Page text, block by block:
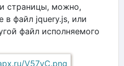
страницы, можно,
в файл jquery.js, или
файл исполняемого